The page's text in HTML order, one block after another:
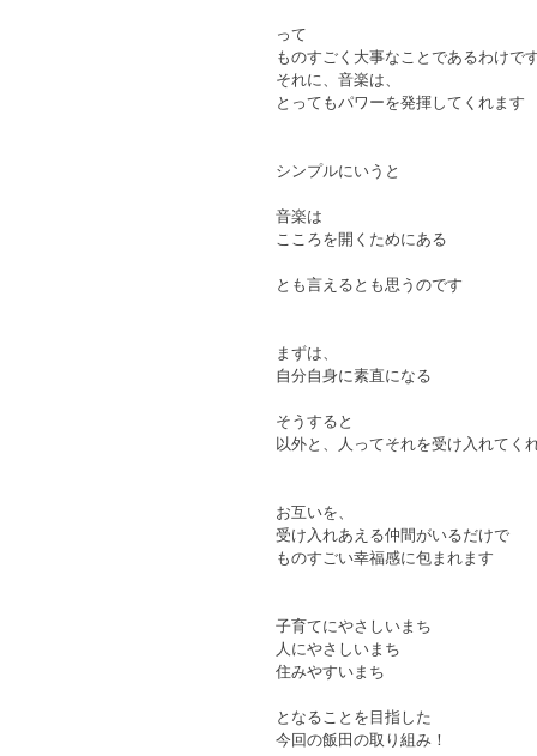
って
ものすごく大事なことであるわけで
それに、音楽は、
とってもパワーを発揮してくれます
シンプルにいうと
音楽は
こころを開くためにある
とも言えるとも思うのです
まずは、
自分自身に素直になる
そうすると
以外と、人ってそれを受け入れてく
お互いを、
受け入れあえる仲間がいるだけで
ものすごい幸福感に包まれます
子育てにやさしいまち
人にやさしいまち
住みやすいまち
となることを目指した
今回の飯田の取り組み！